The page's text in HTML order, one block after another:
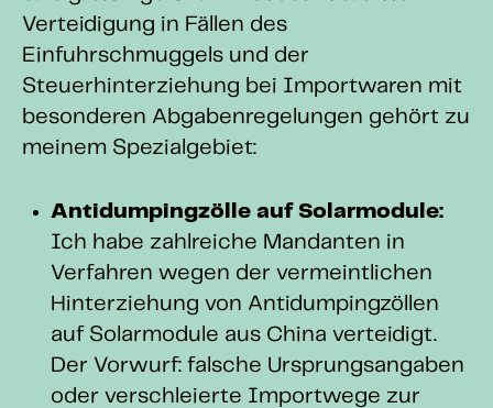
Verteidigung in Fällen des
Einfuhrschmuggels und der
Steuerhinterziehung bei Importwaren mit
besonderen Abgabenregelungen gehört zu
meinem Spezialgebiet:
Antidumpingzölle auf Solarmodule:
Ich habe zahlreiche Mandanten in
Verfahren wegen der vermeintlichen
Hinterziehung von Antidumpingzöllen
auf Solarmodule aus China verteidigt.
Der Vorwurf: falsche Ursprungsangaben
oder verschleierte Importwege zur